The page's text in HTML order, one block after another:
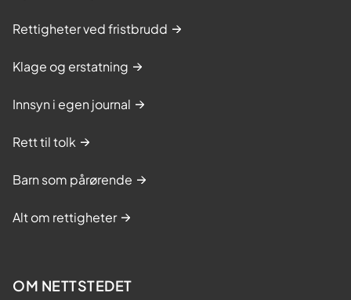
Rettigheter ved fristbrudd
Klage og erstatning
Innsyn i egen journal
Rett til tolk
Barn som pårørende
Alt om rettigheter
OM NETTSTEDET